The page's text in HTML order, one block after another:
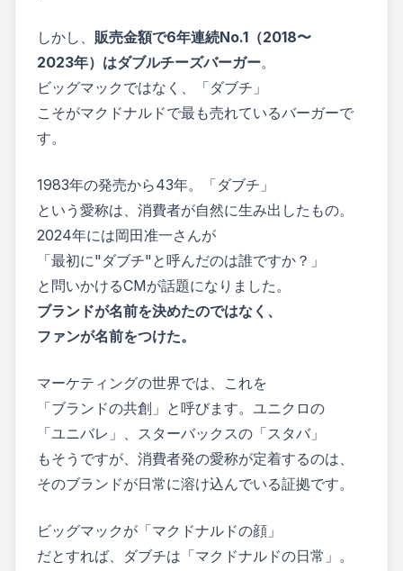
しかし、 販売金額で6年連続No.1（2018〜
2023年）はダブルチーズバーガー。
ビッグマックではなく、「ダブチ」
こそがマクドナルドで最も売れているバーガーで
す。
1983年の発売から43年。「ダブチ」
という愛称は、消費者が自然に生み出したもの。
2024年には岡田准一さんが
「最初に"ダブチ"と呼んだのは誰ですか？」
と問いかけるCMが話題になりました。
ブランドが名前を決めたのではなく、
ファンが名前をつけた。
マーケティングの世界では、これを
「ブランドの共創」と呼びます。ユニクロの
「ユニバレ」、スターバックスの「スタバ」
もそうですが、消費者発の愛称が定着するのは、
そのブランドが日常に溶け込んでいる証拠です。
ビッグマックが「マクドナルドの顔」
だとすれば、ダブチは「マクドナルドの日常」。